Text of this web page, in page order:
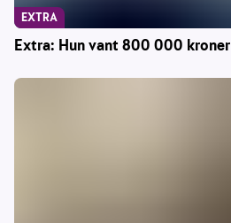
Extra: Hun vant 800 000 kroner
EXTRA